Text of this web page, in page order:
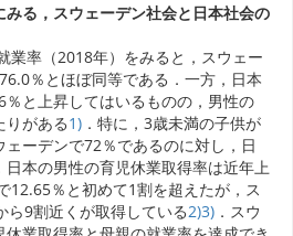
る，スウェーデン社会と日本社会の
業率（2018年）をみると，スウェー
％とほぼ同等である．一方，日本
と上昇してはいるものの，男性の
りがある1) ．特に，3歳未満の子供が
ーデンで72％であるのに対し，日
日本の男性の育児休業取得率は近年上
12.65％と初めて1割を超えたが，ス
ら9割近くが取得している2)3) ．スウ